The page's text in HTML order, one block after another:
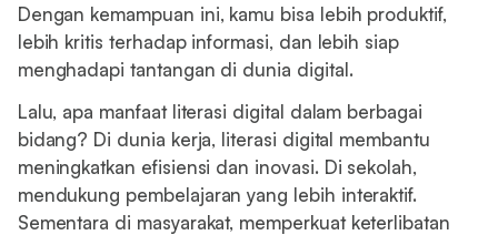
Dengan kemampuan ini, kamu bisa lebih produktif,
lebih kritis terhadap informasi, dan lebih siap
menghadapi tantangan di dunia digital.
Lalu, apa manfaat literasi digital dalam berbagai
bidang? Di dunia kerja, literasi digital membantu
meningkatkan efisiensi dan inovasi. Di sekolah,
mendukung pembelajaran yang lebih interaktif.
Sementara di masyarakat, memperkuat keterlibatan